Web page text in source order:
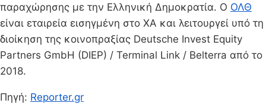
παραχώρησης με την Ελληνική Δημοκρατία. Ο ΟΛΘ
είναι εταιρεία εισηγμένη στο ΧΑ και λειτουργεί υπό τη
διοίκηση της κοινοπραξίας Deutsche Invest Equity
Partners GmbH (DIEP) / Terminal Link / Belterra από το
2018.
Πηγή: Reporter.gr